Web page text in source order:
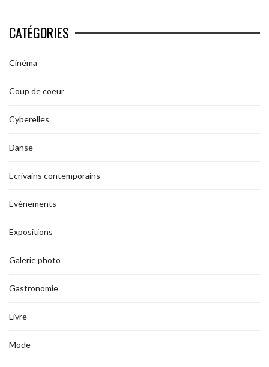
CATÉGORIES
Cinéma
Coup de coeur
Cyberelles
Danse
Ecrivains contemporains
Évènements
Expositions
Galerie photo
Gastronomie
Livre
Mode